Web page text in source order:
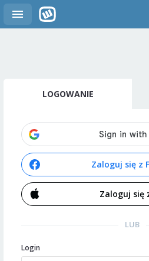
LOGOWANIE
Zaloguj się z
Zaloguj się
LUB
Login